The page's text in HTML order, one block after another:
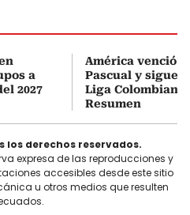
a
2027
América venció
Pascual y sigue
Liga Colombiana
Resumen
los derechos reservados.
expresa de las reproducciones y
accesibles desde este sitio
u otros medios que resulten